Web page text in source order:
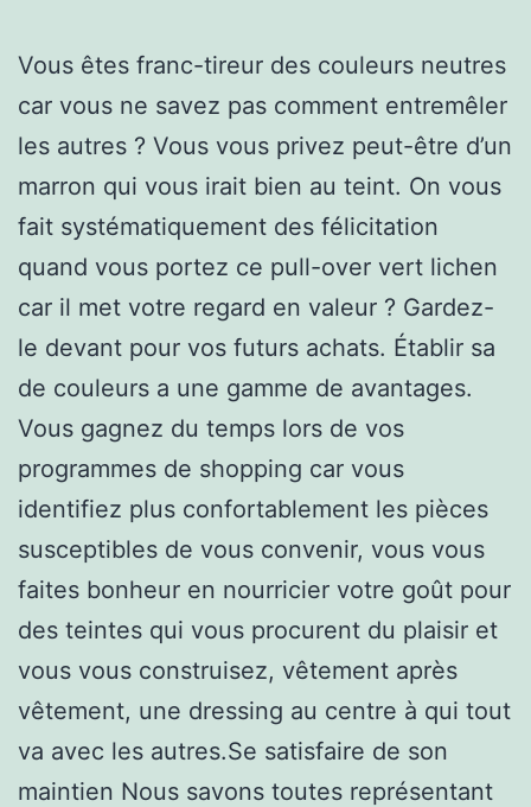
Vous êtes franc-tireur des couleurs neutres
car vous ne savez pas comment entremêler
les autres ? Vous vous privez peut-être d’un
marron qui vous irait bien au teint. On vous
fait systématiquement des félicitation
quand vous portez ce pull-over vert lichen
car il met votre regard en valeur ? Gardez-
le devant pour vos futurs achats. Établir sa
de couleurs a une gamme de avantages.
Vous gagnez du temps lors de vos
programmes de shopping car vous
identifiez plus confortablement les pièces
susceptibles de vous convenir, vous vous
faites bonheur en nourricier votre goût pour
des teintes qui vous procurent du plaisir et
vous vous construisez, vêtement après
vêtement, une dressing au centre à qui tout
va avec les autres.Se satisfaire de son
maintien Nous savons toutes représentant